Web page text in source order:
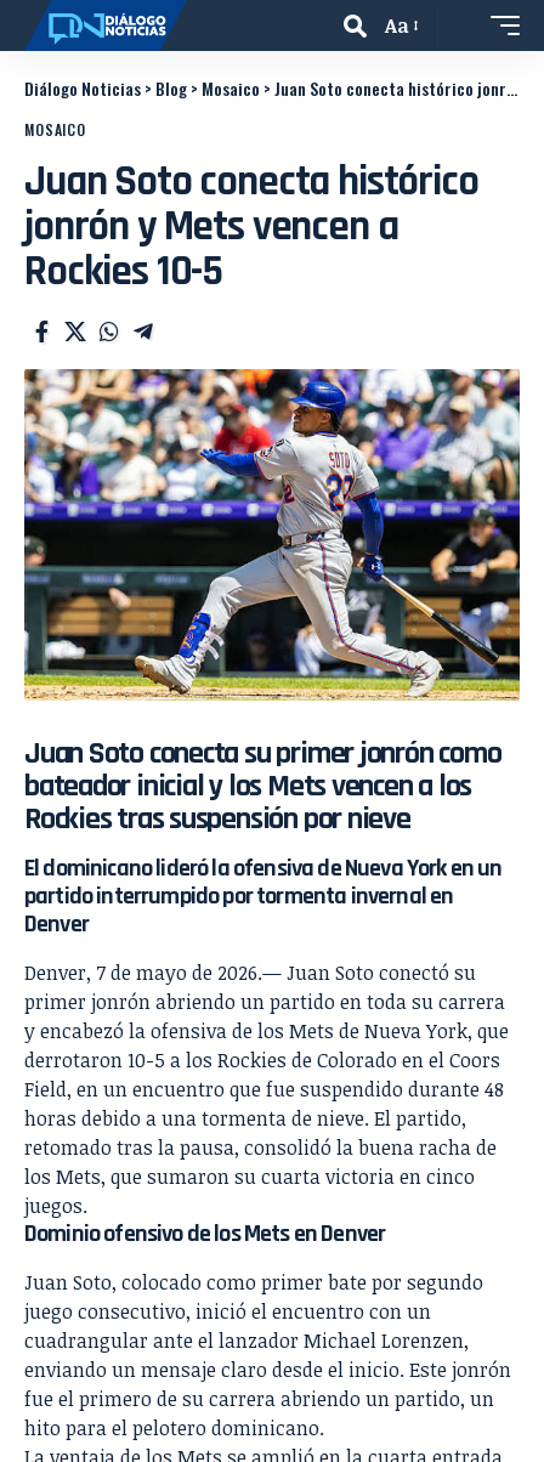
Aa
Diálogo Noticias> Blog> Mosaico >Juan Soto conecta histórico jonrón y Mets vencen a Rockies 10-5
MOSAICO
Juan Soto conecta histórico
jonrón y Mets vencen a
Rockies 10-5
Juan Soto conecta su primer jonrón como
bateador inicial y los Mets vencen a los
Rockies tras suspensión por nieve
El dominicano lideró la ofensiva de Nueva York en un
partido interrumpido por tormenta invernal en
Denver
Denver, 7 de mayo de 2026.— Juan Soto conectó su
primer jonrón abriendo un partido en toda su carrera
y encabezó la ofensiva de los Mets de Nueva York, que
derrotaron 10-5 a los Rockies de Colorado en el Coors
Field, en un encuentro que fue suspendido durante 48
horas debido a una tormenta de nieve. El partido,
retomado tras la pausa, consolidó la buena racha de
los Mets, que sumaron su cuarta victoria en cinco
juegos.
Dominio ofensivo de los Mets en Denver
Juan Soto, colocado como primer bate por segundo
juego consecutivo, inició el encuentro con un
cuadrangular ante el lanzador Michael Lorenzen,
enviando un mensaje claro desde el inicio. Este jonrón
fue el primero de su carrera abriendo un partido, un
hito para el pelotero dominicano.